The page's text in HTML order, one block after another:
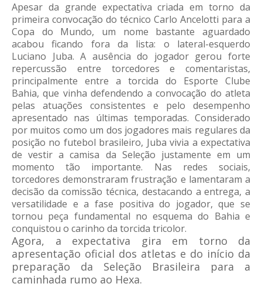
Apesar da grande expectativa criada em torno da
primeira convocação do técnico Carlo Ancelotti para a
Copa do Mundo, um nome bastante aguardado
acabou ficando fora da lista: o lateral-esquerdo
Luciano Juba. A ausência do jogador gerou forte
repercussão entre torcedores e comentaristas,
principalmente entre a torcida do Esporte Clube
Bahia, que vinha defendendo a convocação do atleta
pelas atuações consistentes e pelo desempenho
apresentado nas últimas temporadas. Considerado
por muitos como um dos jogadores mais regulares da
posição no futebol brasileiro, Juba vivia a expectativa
de vestir a camisa da Seleção justamente em um
momento tão importante. Nas redes sociais,
torcedores demonstraram frustração e lamentaram a
decisão da comissão técnica, destacando a entrega, a
versatilidade e a fase positiva do jogador, que se
tornou peça fundamental no esquema do Bahia e
conquistou o carinho da torcida tricolor.
Agora, a expectativa gira em torno da
apresentação oficial dos atletas e do início da
preparação da Seleção Brasileira para a
caminhada rumo ao Hexa.